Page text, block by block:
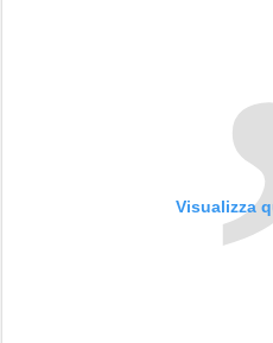
Visualizza